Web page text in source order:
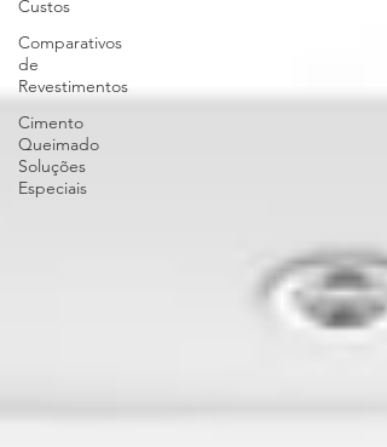
Custos
Comparativos
de
Revestimentos
Cimento
Queimado
Soluções
Especiais